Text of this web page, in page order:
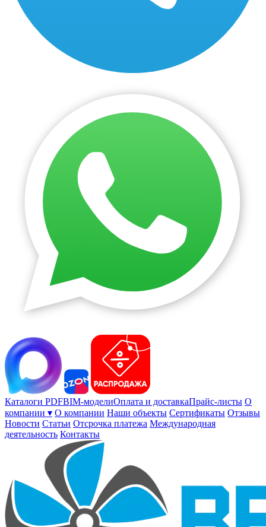
Каталоги PDFBIM-моделиОплата и доставкаПрайс-листы О
компании ▾ О компании Наши объекты Сертификаты Отзывы
Новости Статьи Отсрочка платежа Международная
деятельность Контакты